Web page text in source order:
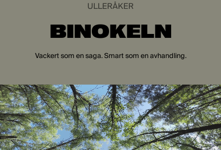
ULLERÅKER
BINOKELN
Vackert som en saga. Smart som en avhandling.